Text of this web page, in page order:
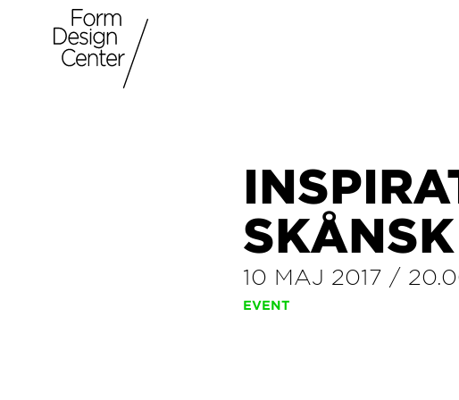
10 MAJ 2017 /
EVENT